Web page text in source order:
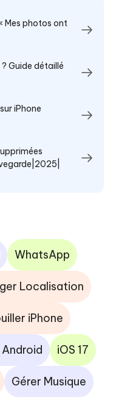
Mes photos ont
Guide détaillé
iPhone
WhatsApp
Localisation
iPhone
iOS 17
Gérer Musique